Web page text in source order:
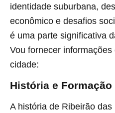
identidade suburbana,
econômico e desafios
é uma parte significativa
Vou fornecer
cidade:
História e Formação
A história de Ribeirão